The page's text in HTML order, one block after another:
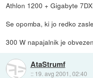
Athlon 1200 + Gigabyte
Se opomba, ki jo redko
300 W napajalnik je
AtaStrumf
:: 19. avg 2001, 02:40